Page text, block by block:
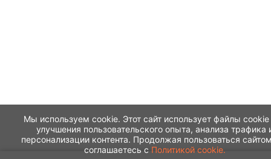
Мы используем cookie. Этот сайт использует файлы cookie
улучшения пользовательского опыта, анализа трафика
персонализации контента. Продолжая пользоваться
соглашаетесь с Политикой cookie.